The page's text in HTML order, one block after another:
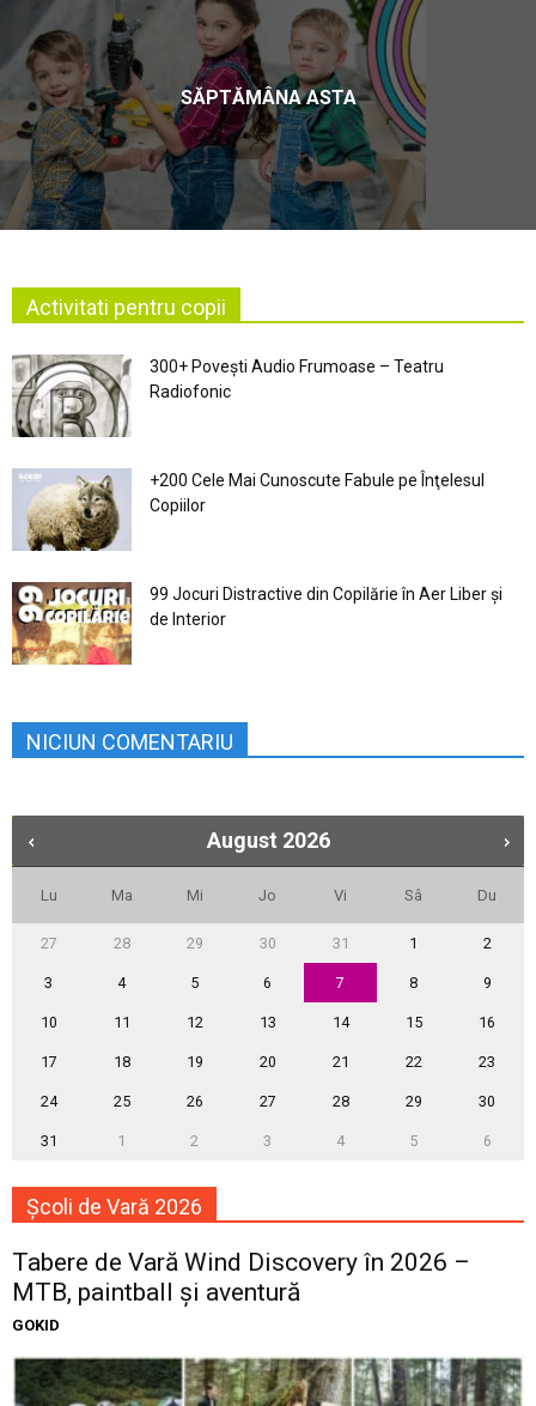
SĂPTĂMÂNA ASTA
Activitati pentru copii
300+ Povești Audio Frumoase – Teatru
Radiofonic
+200 Cele Mai Cunoscute Fabule pe Înţelesul
Copiilor
99 Jocuri Distractive din Copilărie în Aer Liber şi
de Interior
NICIUN COMENTARIU
August 2026
Lu Ma Mi Jo Vi Sâ Du
27 28 29 30 31 1 2
3 4 5 6 7 8 9
10 11 12 13 14 15 16
17 18 19 20 21 22 23
24 25 26 27 28 29 30
31 1 2 3 4 5 6
Școli de Vară 2026
Tabere de Vară Wind Discovery în 2026 –
MTB, paintball și aventură
GOKID